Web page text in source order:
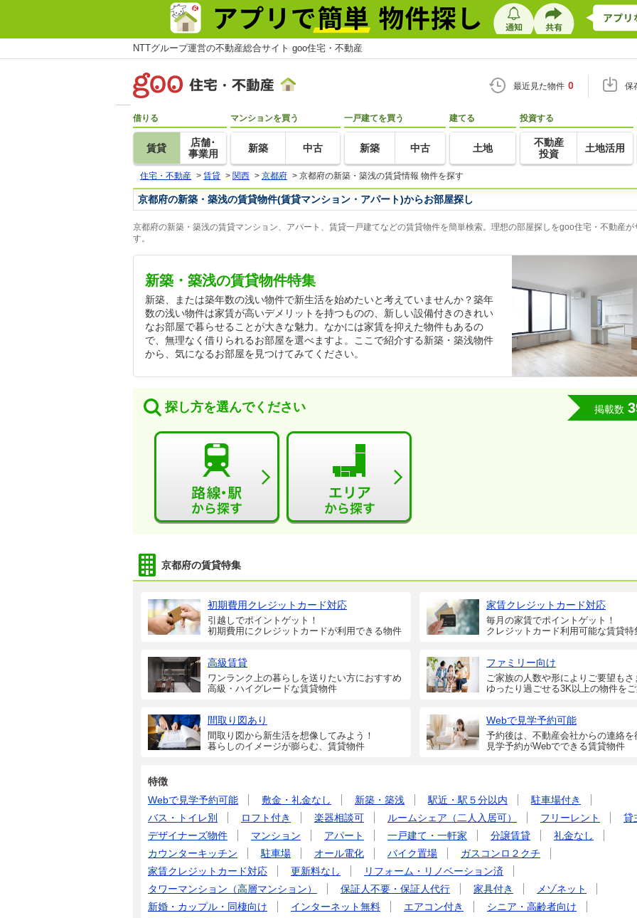
NTTグループ運営の不動産総合サイト goo住宅・不動産
最近見た物件 0 保
借りる
賃貸
店舗･
事業用
マンションを買う
新築 中古
一戸建てを買う
新築 中古
建てる
土地
投資する
不動産
投資
土地活用
住宅・不動産 > 賃貸 > 関西 > 京都府 > 京都府の新築・築浅の賃貸情報 物件を探す
京都府の新築・築浅の賃貸物件(賃貸マンション・アパート)からお部屋探し
京都府の新築・築浅の賃貸マンション、アパート、賃貸一戸建てなどの賃貸物件を簡単検索。理想の部屋探しをgoo住宅・不動産が
す。
新築・築浅の賃貸物件特集
新築、または築年数の浅い物件で新生活を始めたいと考えていませんか？築年
数の浅い物件は家賃が高いデメリットを持つものの、新しい設備付きのきれい
なお部屋で暮らせることが大きな魅力。なかには家賃を抑えた物件もあるの
で、無理なく借りられるお部屋を選べますよ。ここで紹介する新築・築浅物件
から、気になるお部屋を見つけてみてください。
探し方を選んでください 掲載数
京都府の賃貸特集
初期費用クレジットカード対応
引越しでポイントゲット！
初期費用にクレジットカードが利用できる物件
家賃クレジットカード対応
毎月の家賃でポイントゲット！
クレジットカード利用可能な賃貸特
高級賃貸
ワンランク上の暮らしを送りたい方におすすめ
高級・ハイグレードな賃貸物件
ファミリー向け
ご家族の人数や形によりご要望もさ
ゆったり過ごせる3K以上の物件をご
間取り図あり
間取り図から新生活を想像してみよう！
暮らしのイメージが膨らむ、賃貸物件
Webで見学予約可能
予約後は、不動産会社からの連絡を
見学予約がWebでできる賃貸物件
特徴
Webで見学予約可能
敷金・礼金なし 新築・築浅 駅近・駅５分以内
駐車場付き
バス・トイレ別
ロフト付き 楽器相談可 ルームシェア（二人入居可） フリーレント
貸
デザイナーズ物件
マンション アパート 一戸建て・一軒家 分譲賃貸
礼金なし
カウンターキッチン
駐車場 オール電化 バイク置場
ガスコンロ２クチ
家賃クレジットカード対応
更新料なし
リフォーム・リノベーション済
タワーマンション（高層マンション）
保証人不要・保証人代行 家具付き
メゾネット
新婚・カップル・同棲向け
インターネット無料 エアコン付き
シニア・高齢者向け